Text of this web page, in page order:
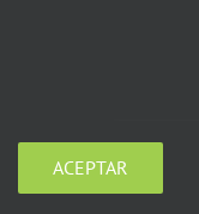
ACEPTAR